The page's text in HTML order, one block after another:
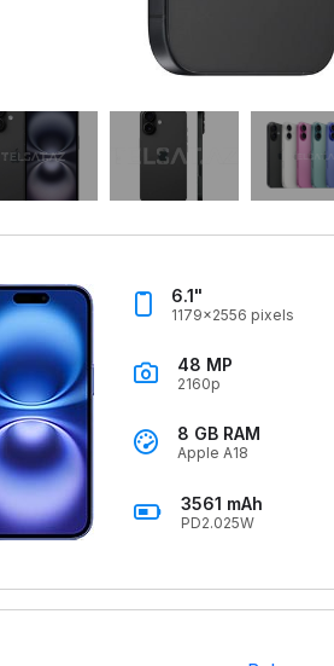
6.1"
1179x2556 pixels
48 MP
2160p
8 GB RAM
Apple A18
3561 mAh
PD2.025W